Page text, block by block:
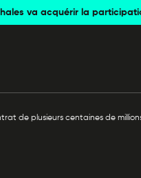
va acquérir la
de plusieurs centaines de